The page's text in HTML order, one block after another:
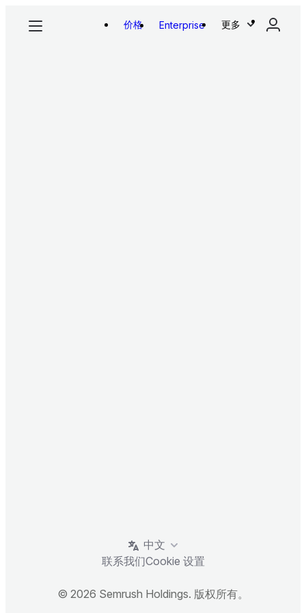
价格 Enterprise 更多
中文
联系我们Cookie 设置
© 2026 Semrush Holdings. 版权所有。